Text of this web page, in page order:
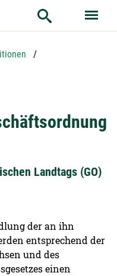
Landtags (GO)
der an ihn
entsprechend der
und des
einen